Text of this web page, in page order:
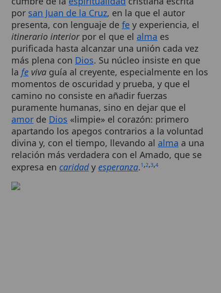
presenta, con lenguaje defey experiencia, el
itinerario interiorpor el que el almaes
purificada hasta alcanzar una unión cada vez
más plena conDios. Su núcleo insiste en que
la fevivaguía al creyente, especialmente en los
momentos de oscuridad y prueba, y que el
camino no consiste en añadir fuerzas
puramente humanas, sino en dejar que el
amordeDios«limpie» el corazón: primero
apartando los apegos contrarios a la voluntad
divina y, con el tiempo, llevando alalmaa una
relación más verdadera con el Amado, que se
expresa en caridadyesperanza.1,2, 3,4